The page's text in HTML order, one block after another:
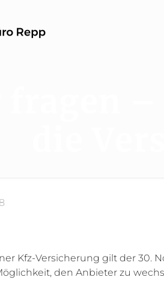
Kfz-Versicherung gilt der 30.
den Anbieter zu